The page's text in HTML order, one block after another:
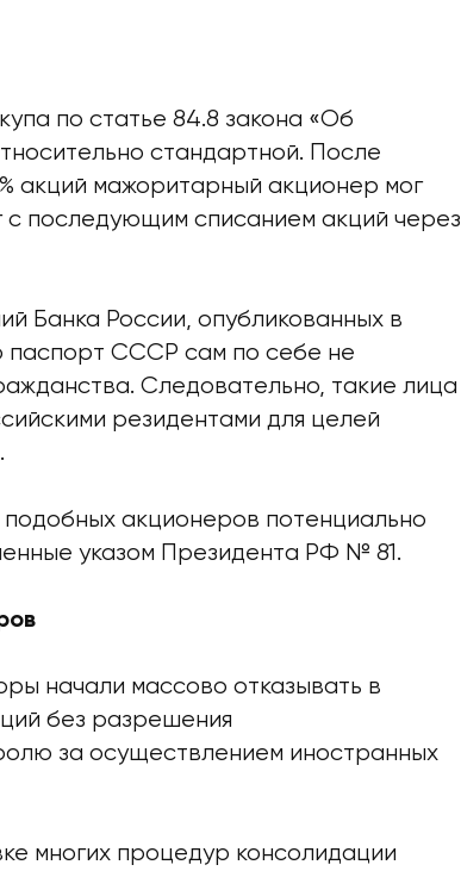
по статье 84.8 закона «Об
стандартной. После
акций мажоритарный акционер мог
с последующим списанием акций через
Банка России, опубликованных в
паспорт СССР сам по себе не
Следовательно, такие лица
резидентами для целей
акционеров потенциально
указом Президента РФ № 81.
начали массово отказывать в
без разрешения
за осуществлением иностранных
многих процедур консолидации